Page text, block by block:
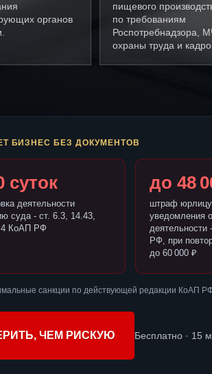
органов
пищевого
по требованиям
Роспотребнадзора,
охраны труда и
БИЗНЕС БЕЗ ДОКУМЕНТОВ
суток
деятельности
суда - ст. 6.3, 14.43,
КоАП РФ
до 48
штраф юрлицу
уведомления
деятельности
РФ, при
до 60 000 ₽
санкции по действующей редакции КоАП
ЧЕМ РИСКУЮ Бесплатно · 15